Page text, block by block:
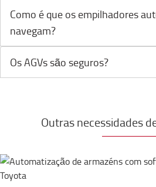
Como é que os empilhadores
navegam?
Os AGVs são seguros?
Outras necessidades